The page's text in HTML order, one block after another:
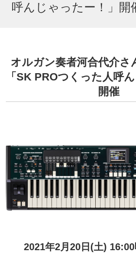
呼んじゃったー！」開
オルガン奏者河合代介さ
「SK PROつくった人呼
開催
2021年2月20日(土)